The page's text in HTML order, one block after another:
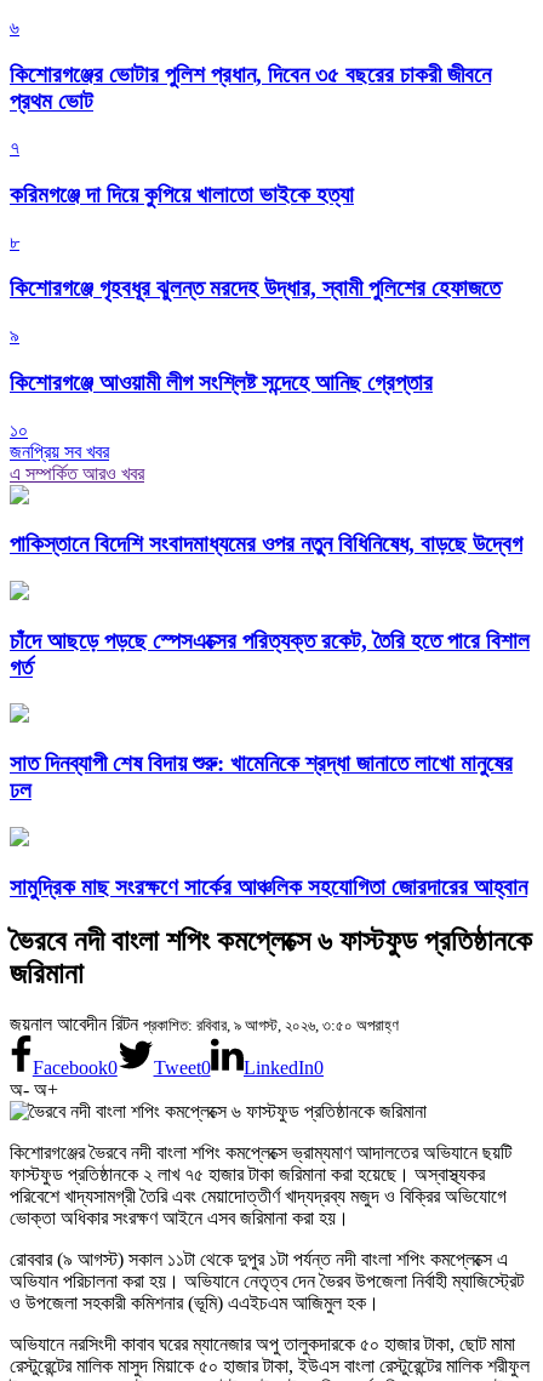
৬
কিশোরগঞ্জের ভোটার পুলিশ প্রধান, দিবেন ৩৫ বছরের চাকরী জীবনে
প্রথম ভোট
৭
করিমগঞ্জে দা দিয়ে কুপিয়ে খালাতো ভাইকে হত্যা
৮
কিশোরগঞ্জে গৃহবধূর ঝুলন্ত মরদেহ উদ্ধার, স্বামী পুলিশের হেফাজতে
৯
কিশোরগঞ্জে আওয়ামী লীগ সংশ্লিষ্ট সন্দেহে আনিছ গ্রেপ্তার
১০
জনপ্রিয় সব খবর
এ সম্পর্কিত আরও খবর
পাকিস্তানে বিদেশি সংবাদমাধ্যমের ওপর নতুন বিধিনিষেধ, বাড়ছে উদ্বেগ
চাঁদে আছড়ে পড়ছে স্পেসএক্সের পরিত্যক্ত রকেট, তৈরি হতে পারে বিশাল
গর্ত
সাত দিনব্যাপী শেষ বিদায় শুরু: খামেনিকে শ্রদ্ধা জানাতে লাখো মানুষের
ঢল
সামুদ্রিক মাছ সংরক্ষণে সার্কের আঞ্চলিক সহযোগিতা জোরদারের আহ্বান
ভৈরবে নদী বাংলা শপিং কমপ্লেক্সে ৬ ফাস্টফুড প্রতিষ্ঠানকে
জরিমানা
জয়নাল আবেদীন রিটন প্রকাশিত: রবিবার, ৯ আগস্ট, ২০২৬, ৩:৫০ অপরাহ্ণ
Facebook0 Tweet0 LinkedIn0
অ- অ+
কিশোরগঞ্জের ভৈরবে নদী বাংলা শপিং কমপ্লেক্সে ভ্রাম্যমাণ আদালতের অভিযানে ছয়টি
ফাস্টফুড প্রতিষ্ঠানকে ২ লাখ ৭৫ হাজার টাকা জরিমানা করা হয়েছে। অস্বাস্থ্যকর
পরিবেশে খাদ্যসামগ্রী তৈরি এবং মেয়াদোত্তীর্ণ খাদ্যদ্রব্য মজুদ ও বিক্রির অভিযোগে
ভোক্তা অধিকার সংরক্ষণ আইনে এসব জরিমানা করা হয়।
রোববার (৯ আগস্ট) সকাল ১১টা থেকে দুপুর ১টা পর্যন্ত নদী বাংলা শপিং কমপ্লেক্সে এ
অভিযান পরিচালনা করা হয়। অভিযানে নেতৃত্ব দেন ভৈরব উপজেলা নির্বাহী ম্যাজিস্ট্রেট
ও উপজেলা সহকারী কমিশনার (ভূমি) এএইচএম আজিমুল হক।
অভিযানে নরসিংদী কাবাব ঘরের ম্যানেজার অপু তালুকদারকে ৫০ হাজার টাকা, ছোট মামা
রেস্টুরেন্টের মালিক মাসুদ মিয়াকে ৫০ হাজার টাকা, ইউএস বাংলা রেস্টুরেন্টের মালিক শরীফুল